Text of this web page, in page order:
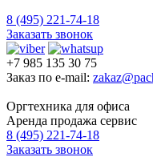
8 (495) 221-74-18
Заказать звонок
+7 985 135 30 75
Заказ по e-mail:
Оргтехника для офиса
Аренда продажа сервис
8 (495) 221-74-18
Заказать звонок